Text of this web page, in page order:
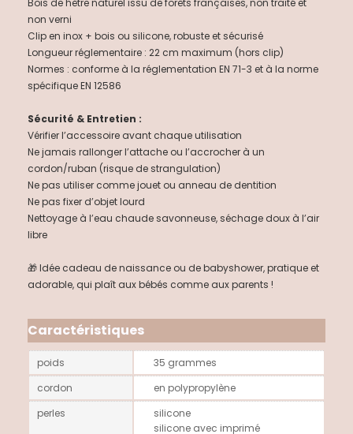
Bois de hêtre naturel issu de forêts françaises, non traité et
non verni
Clip en inox + bois ou silicone, robuste et sécurisé
Longueur réglementaire : 22 cm maximum (hors clip)
Normes : conforme à la réglementation EN 71-3 et à la norme
spécifique EN 12586
Sécurité & Entretien :
Vérifier l’accessoire avant chaque utilisation
Ne jamais rallonger l’attache ou l’accrocher à un
cordon/ruban (risque de strangulation)
Ne pas utiliser comme jouet ou anneau de dentition
Ne pas fixer d’objet lourd
Nettoyage à l’eau chaude savonneuse, séchage doux à l’air
libre
🎁 Idée cadeau de naissance ou de babyshower, pratique et
adorable, qui plaît aux bébés comme aux parents !
Caractéristiques
poids
35 grammes
cordon
en polypropylène
perles
silicone
silicone avec imprimé